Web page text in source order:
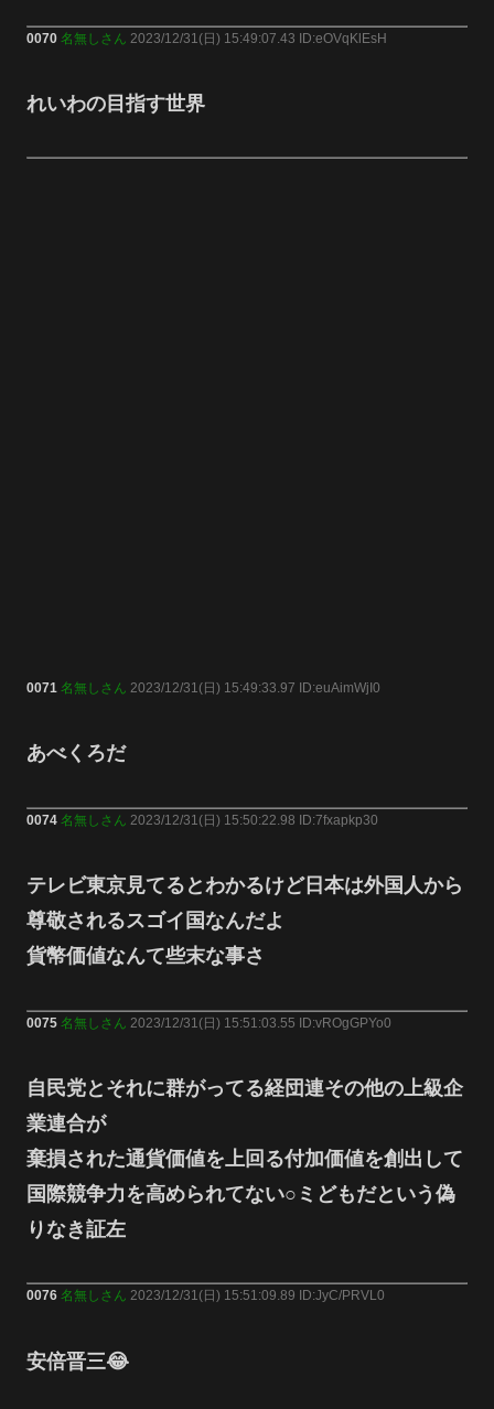
0070 名無しさん 2023/12/31(日) 15:49:07.43 ID:eOVqKlEsH
れいわの目指す世界
0071 名無しさん 2023/12/31(日) 15:49:33.97 ID:euAimWjI0
あべくろだ
0074 名無しさん 2023/12/31(日) 15:50:22.98 ID:7fxapkp30
テレビ東京見てるとわかるけど日本は外国人から
尊敬されるスゴイ国なんだよ
貨幣価値なんて些末な事さ
0075 名無しさん 2023/12/31(日) 15:51:03.55 ID:vROgGPYo0
自民党とそれに群がってる経団連その他の上級企
業連合が
棄損された通貨価値を上回る付加価値を創出して
国際競争力を高められてない○ミどもだという偽
りなき証左
0076 名無しさん 2023/12/31(日) 15:51:09.89 ID:JyC/PRVL0
安倍晋三😂